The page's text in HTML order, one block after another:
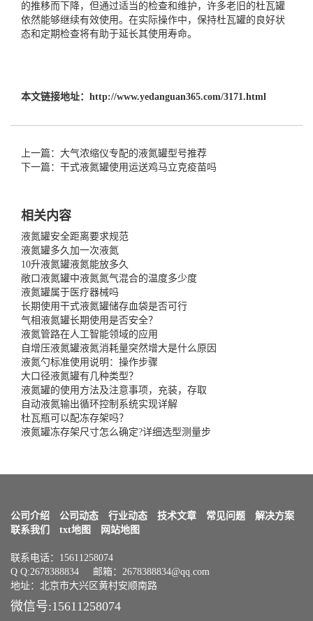
的推移而下降，但通过适当的检查和维护，许多老旧的杜瓦罐
依然能够继续有效使用。在实际操作中，保持杜瓦罐的良好状
态和定期检查将有助于延长其使用寿命。
本文链接地址： http://www.yedanguan365.com/3171.html
上一篇：大气浓缩仪专配的液氮罐型号推荐
下一篇：干式液氮罐使用运送鸡马立克疫苗吗
相关内容
液氮罐安全距离要求规范
液氮罐多久加一次液氮
10升液氮罐液氮能放多久
敞口液氮罐中液氮氮气混合的温度多少度
液氮罐属于医疗器械吗
长期使用干式液氮罐储存血袋是否可行
气相液氮罐长期使用是否安全？
液氮管路在人工智能领域的应用
自增压液氮罐液氮消耗量突然增大是什么原因
液氮勺标准使用说明：操作步骤
大口径液氮罐有几种类型？
液氮罐的使用方法及注意事项，充装，存取
自动液氮输出循环控制系统实现详解
杜瓦瓶可以配冻存架吗？
液氮罐冻存架尺寸怎么确定?详细选型测量步
公司介绍 公司动态 行业动态 技术文章 常见问题
解决方案
联系我们
txt地图 网站地图
联系电话：15611258074
Q Q:2678388834 邮箱：2678388834@qq.com
地址：北京市大兴区黄村安顺南路
微信号:15611258074